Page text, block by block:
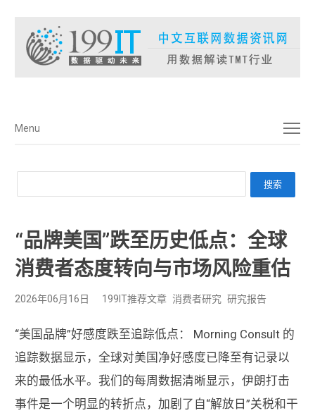
菜单
Menu
“品牌美国”跌至历史低点：全球
消费者态度转向与市场风险重估
2026年06月16日 199IT推荐文章 消费者研究 研究报告
“美国品牌”好感度跌至追踪低点： Morning Consult 的
追踪数据显示，全球对美国净好感度已降至有记录以
来的最低水平。我们的每周数据清晰显示，伊朗打击
事件是一个明显的转折点，加剧了自“解放日”关税和干